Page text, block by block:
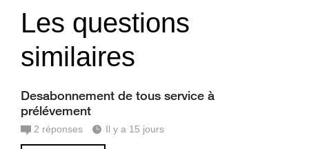
Les questions
similaires
Desabonnement de tous service à
prélévement
2 réponses Il y a 15 jours